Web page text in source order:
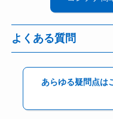
よくある質問
あらゆる疑問点は